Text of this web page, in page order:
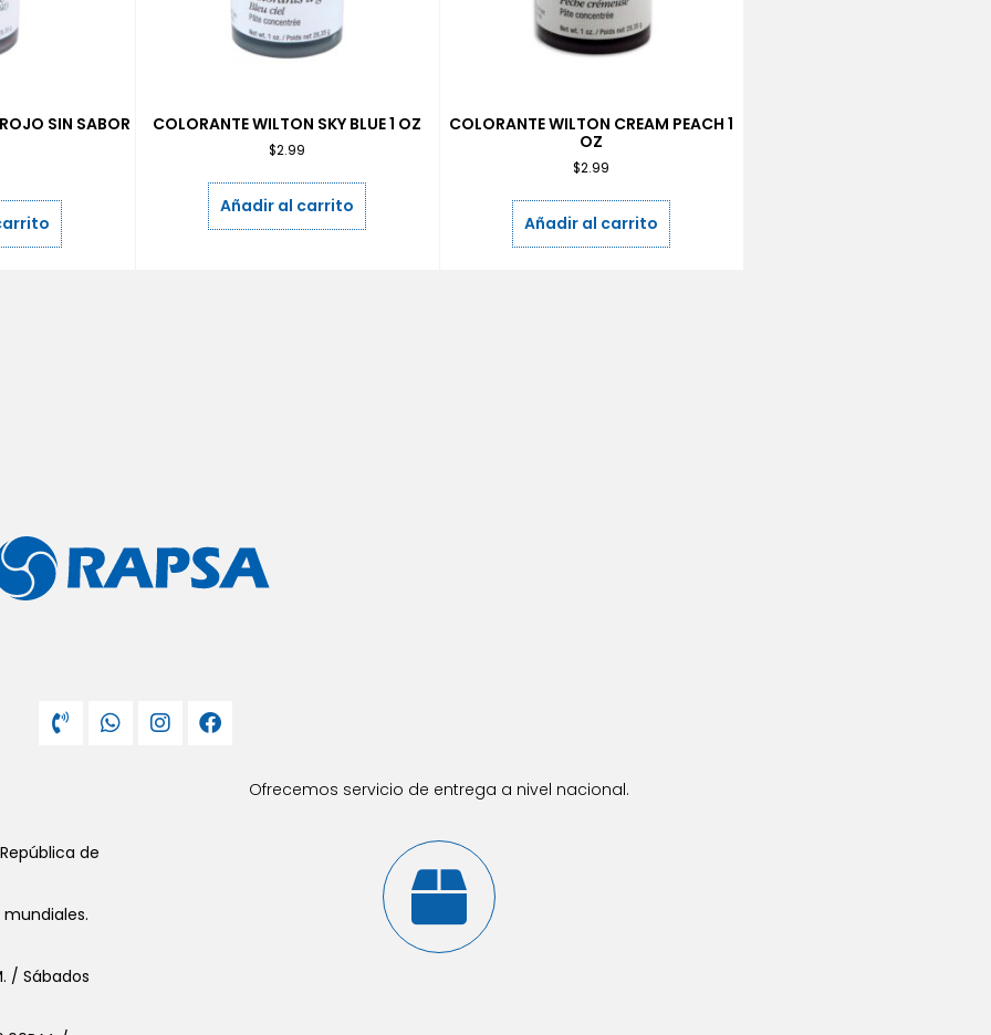
SIN SABOR COLORANTE WILTON SKY BLUE 1 OZ
$2.99
Añadir al carrito
COLORANTE WILTON CREAM PEACH 1
OZ
$2.99
Añadir al carrito
de
/ Sábados
Ofrecemos servicio de entrega a nivel nacional.